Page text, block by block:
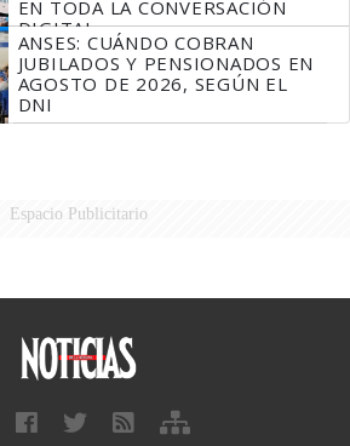
EN TODA LA CONVERSACIÓN
DIGITAL
ANSES: CUÁNDO COBRAN
JUBILADOS Y PENSIONADOS EN
AGOSTO DE 2026, SEGÚN EL
DNI
Espacio Publicitario